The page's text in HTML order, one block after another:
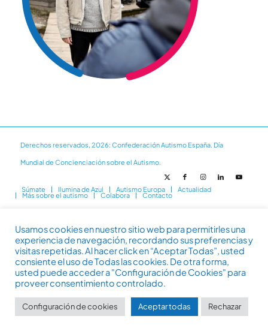
Derechos reservados, 2026: Confederación Autismo España. Día
Mundial de Concienciación sobre el Autismo.
Súmate Ilumina de Azul Autismo Europa Actualidad
Más sobre el autismo Colabora Contacto
Usamos cookies en nuestro sitio web para permitirles una
experiencia de navegación, recordando sus preferencias y
visitas repetidas. Al hacer click en “Aceptar Todas”, usted
consiente el uso de Todas las cookies. De otra forma,
usted puede acceder a "Configuración de Cookies" para
proveer consentimiento controlado.
Configuración de cookies Aceptar todas Rechazar